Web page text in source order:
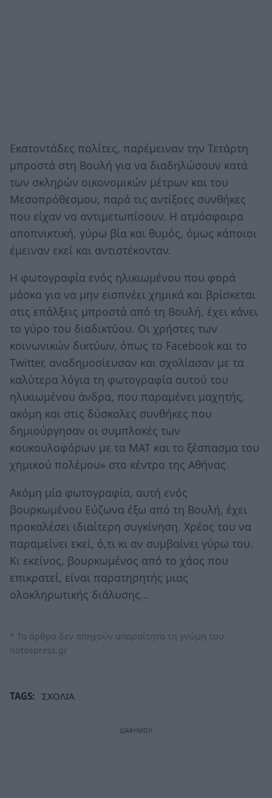
Εκατοντάδες πολίτες, παρέμειναν την Τετάρτη
μπροστά στη Βουλή για να διαδηλώσουν κατά
των σκληρών οικονομικών μέτρων και του
Μεσοπρόθεσμου, παρά τις αντίξοες συνθήκες
που είχαν να αντιμετωπίσουν. Η ατμόσφαιρα
αποπνικτική, γύρω βία και θυμός, όμως κάποιοι
έμειναν εκεί και αντιστέκονταν.
Η φωτογραφία ενός ηλικιωμένου που φορά
μάσκα για να μην εισπνέει χημικά και βρίσκεται
στις επάλξεις μπροστά από τη Βουλή, έχει κάνει
το γύρο του διαδικτύου. Οι χρήστες των
κοινωνικών δικτύων, όπως το Facebook και το
Twitter, αναδημοσίευσαν και σχολίασαν με τα
καλύτερα λόγια τη φωτογραφία αυτού του
ηλικιωμένου άνδρα, που παραμένει μαχητής,
ακόμη και στις δύσκολες συνθήκες που
δημιούργησαν οι συμπλοκές των
κουκουλοφόρων με τα ΜΑΤ και το ξέσπασμα του
χημικού πολέμου» στο κέντρο της Αθήνας.
Ακόμη μία φωτογραφία, αυτή ενός
βουρκωμένου Εύζωνα έξω από τη Βουλή, έχει
προκαλέσει ιδιαίτερη συγκίνηση. Χρέος του να
παραμείνει εκεί, ό,τι κι αν συμβαίνει γύρω του.
Κι εκείνος, βουρκωμένος από το χάος που
επικρατεί, είναι παρατηρητής μιας
ολοκληρωτικής διάλυσης…
* Τα άρθρα δεν απηχούν απαραίτητα τη γνώμη του
notospress.gr
TAGS: ΣΧΟΛΙΑ